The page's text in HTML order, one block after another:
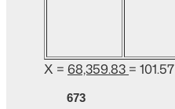
X = 68,359.83 = 101.57
673